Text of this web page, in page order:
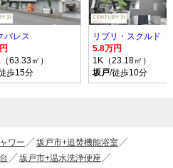
パレス
63.33㎡）
歩15分
リブリ・スクルド
5.8万円
1K（23.18㎡）
坂戸/徒歩10分
ワー
坂戸市+追焚機能浴室
坂戸市+温水洗浄便座